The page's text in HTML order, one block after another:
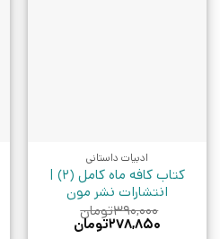
ادبیات داستانی
کتاب کافه ماه کامل (2) |
انتشارات نشر مون
۳۹۰,۰۰۰تومان
قیمت
۲۷۸,۸۵۰تومان